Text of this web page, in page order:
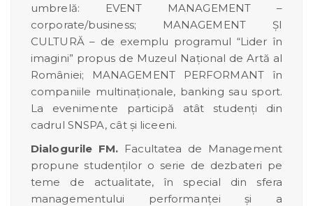
umbrelă: EVENT MANAGEMENT –
corporate/business; MANAGEMENT ŞI
CULTURĂ – de exemplu programul “Lider în
imagini” propus de Muzeul Național de Artă al
României; MANAGEMENT PERFORMANT în
companiile multinaţionale, banking sau sport.
La evenimente participă atât studenţi din
cadrul SNSPA, cât şi liceeni.
Dialogurile FM. Facultatea de Management
propune studenților o serie de dezbateri pe
teme de actualitate, în special din sfera
managementului performanței și a